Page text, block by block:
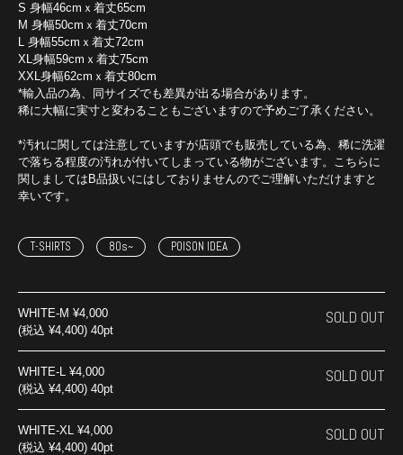
S 身幅46cmｘ着丈65cm
M 身幅50cmｘ着丈70cm
L 身幅55cmｘ着丈72cm
XL身幅59cmｘ着丈75cm
XXL身幅62cmｘ着丈80cm
*輸入品の為、同サイズでも差異が出る場合があります。
稀に大幅に実寸と変わることもございますので予めご了承ください。
*汚れに関しては注意していますが店頭でも販売している為、稀に洗濯
で落ちる程度の汚れが付いてしまっている物がございます。こちらに
関しましてはB品扱いにはしておりませんのでご理解いただけますと
幸いです。
T-SHIRTS 80s~ POISON IDEA
WHITE-M ¥4,000
(税込 ¥4,400) 40pt
SOLD OUT
WHITE-L ¥4,000
(税込 ¥4,400) 40pt
SOLD OUT
WHITE-XL ¥4,000
(税込 ¥4,400) 40pt
SOLD OUT